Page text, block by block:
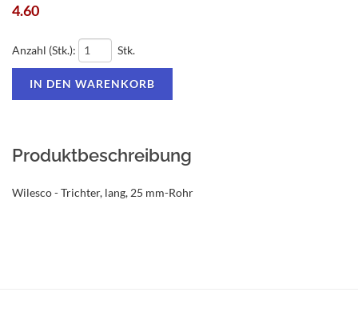
4.60
Anzahl (Stk.): Stk.
Produktbeschreibung
Wilesco - Trichter, lang, 25 mm-Rohr